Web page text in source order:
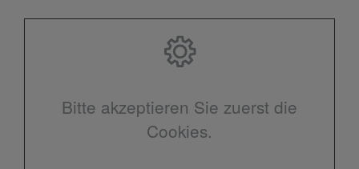
Bitte akzeptieren Sie zuerst die
Cookies.